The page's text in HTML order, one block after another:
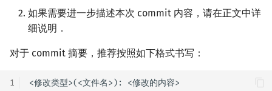
如果需要进一步描述本次 commit 内容，请在正文中详
细说明．
对于 commit 摘要，推荐按照如下格式书写：
1